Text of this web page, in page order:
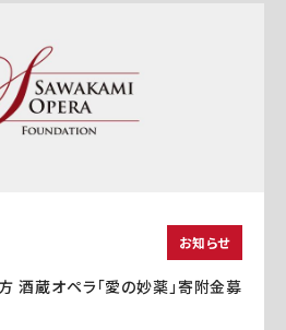
お知らせ
酒蔵オペラ「愛の妙薬」寄附金募